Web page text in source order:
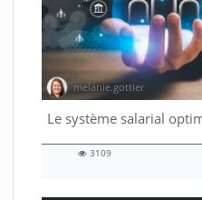
melanie.gottier
06:26 duration
3109